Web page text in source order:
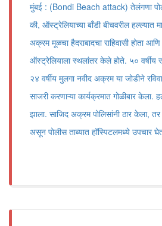
मुंबई : (Bondi Beach attack) तेलंगणा
की, ऑस्ट्रेलियाच्या बाँडी बीचवरील हल्ल्यात
अक्रम मूळचा हैदराबादचा राहिवासी होता
ऑस्ट्रेलियाला स्थलांतर केले होते. ५० वर्षीय
२४ वर्षीय मुलगा नवीद अक्रम या जोडीने
साजरी करणाऱ्या कार्यक्रमात गोळीबार केला.
झाला. साजिद अक्रम पोलिसांनी ठार केला,
असून पोलीस ताब्यात हॉस्पिटलमध्ये